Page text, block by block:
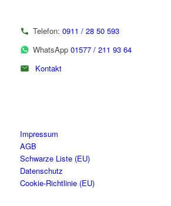
Telefon: 0911 / 28 50 593
WhatsApp 01577 / 211 93 64
Kontakt
Impressum
AGB
Schwarze Liste (EU)
Datenschutz
Cookie-Richtlinie (EU)